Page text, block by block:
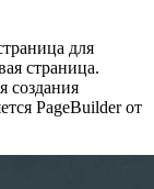
для
страница.
создания
PageBuilder от